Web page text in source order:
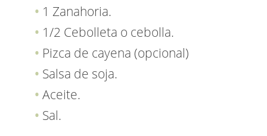
1 Zanahoria.
1/2 Cebolleta o cebolla.
Pizca de cayena (opcional)
Salsa de soja.
Aceite.
Sal.